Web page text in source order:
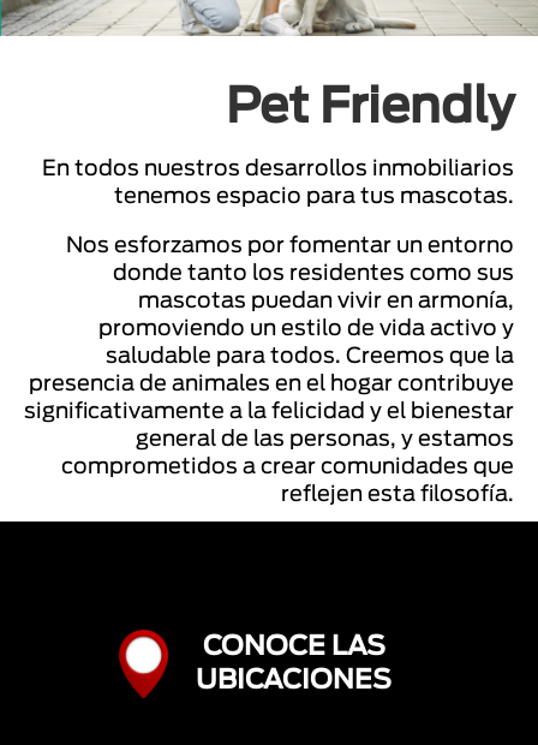
Pet Friendly
En todos nuestros desarrollos inmobiliarios
tenemos espacio para tus mascotas.
Nos esforzamos por fomentar un entorno
donde tanto los residentes como sus
mascotas puedan vivir en armonía,
promoviendo un estilo de vida activo y
saludable para todos. Creemos que la
presencia de animales en el hogar contribuye
significativamente a la felicidad y el bienestar
general de las personas, y estamos
comprometidos a crear comunidades que
reflejen esta filosofía.
CONOCE LAS
UBICACIONES